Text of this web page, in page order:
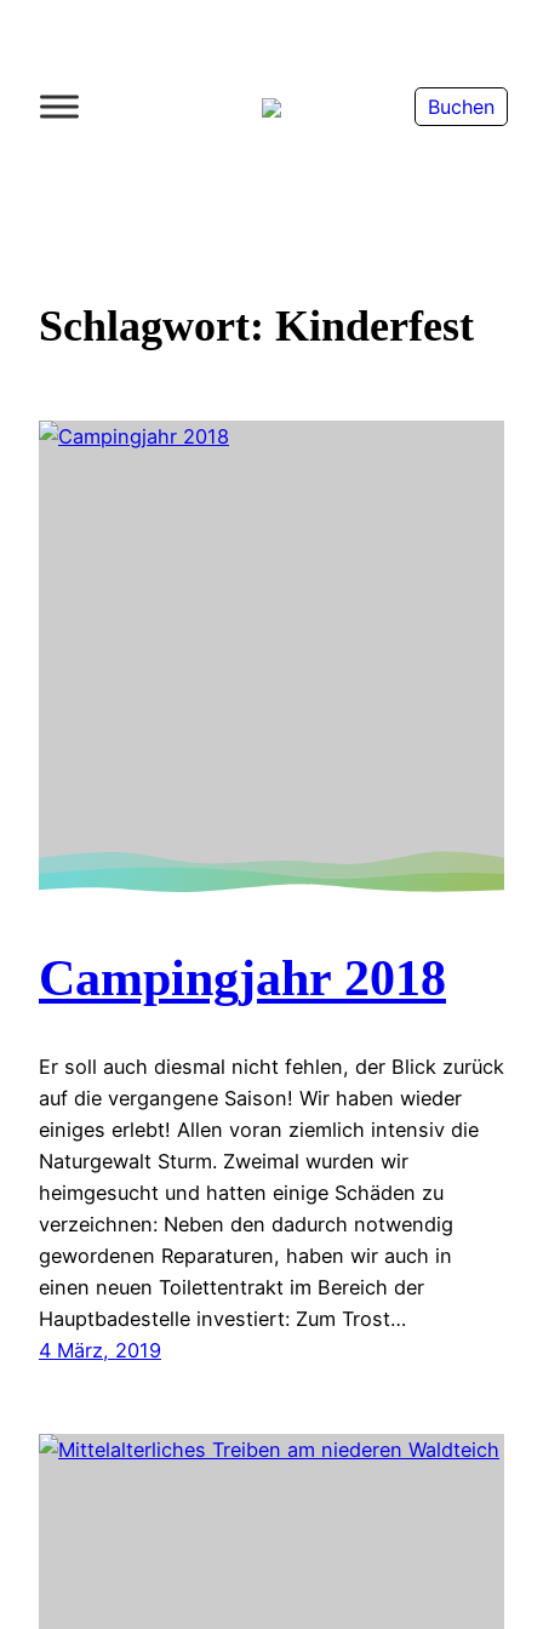
Buchen
Schlagwort: Kinderfest
Campingjahr 2018
Er soll auch diesmal nicht fehlen, der Blick zurück
auf die vergangene Saison! Wir haben wieder
einiges erlebt! Allen voran ziemlich intensiv die
Naturgewalt Sturm. Zweimal wurden wir
heimgesucht und hatten einige Schäden zu
verzeichnen: Neben den dadurch notwendig
gewordenen Reparaturen, haben wir auch in
einen neuen Toilettentrakt im Bereich der
Hauptbadestelle investiert: Zum Trost…
4 März, 2019